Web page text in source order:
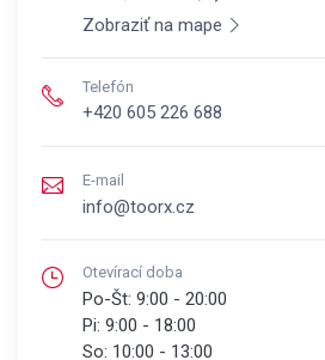
Zobraziť na mape
Telefón
+420 605 226 688
E-mail
info@toorx.cz
Otevírací doba
Po-Št: 9:00 - 20:00
Pi: 9:00 - 18:00
So: 10:00 - 13:00